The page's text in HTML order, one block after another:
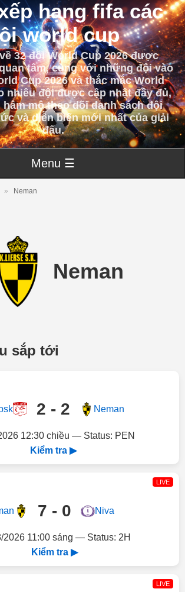
hạng fifa các
world cup
32 đội World Cup 2026 được
tâm, cùng với những đội vào
Cup 2026 và thắc mắc World
nhiêu đội được cập nhật đầy đủ,
mộ theo dõi danh sách đội
và diễn biến mới nhất của giải
đấu.
Menu ☰
» Neman
Neman
sắp tới
2 - 2 Neman
12:30 chiều — Status: PEN
Kiểm tra ▶
LIVE
7 - 0 Niva
2026 11:00 sáng — Status: 2H
Kiểm tra ▶
LIVE